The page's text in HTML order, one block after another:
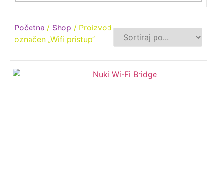
Početna / Shop / Proizvod
označen „Wifi pristup“